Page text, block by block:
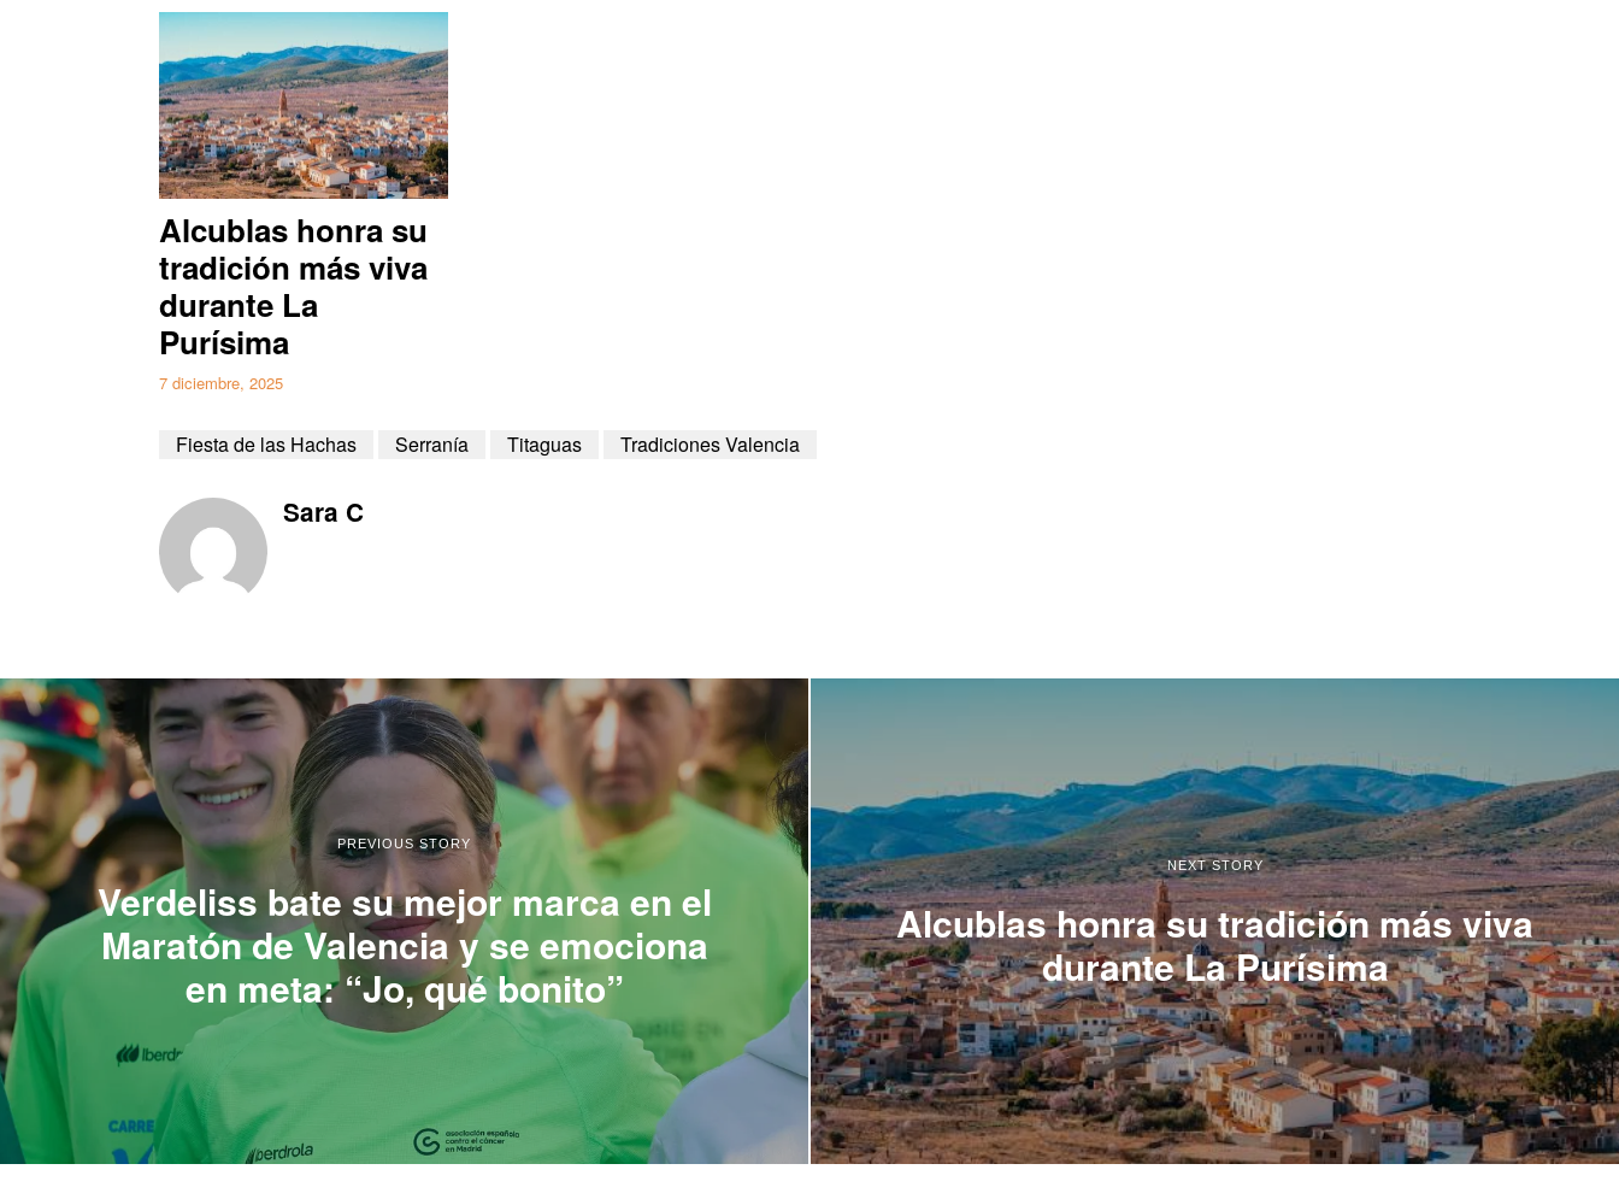
Alcublas honra su
tradición más viva
durante La
Purísima
7 diciembre, 2025
Fiesta de las Hachas Serranía Titaguas Tradiciones Valencia
Sara C
PREVIOUS STORY
Verdeliss bate su mejor marca en el
Maratón de Valencia y se emociona
en meta: “Jo, qué bonito”
NEXT STORY
Alcublas honra su tradición más viva
durante La Purísima